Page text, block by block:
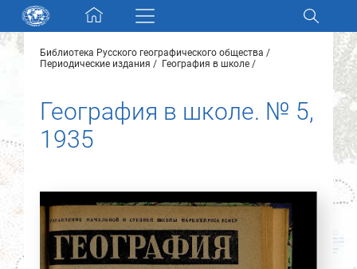
Skip navigation
Разделы и коллекции
Электронный каталог
Новости
О нас
Контакты
Найти
Библиотека Русского географического общества
Периодические издания
География в школе
География в школе. № 5,
1935